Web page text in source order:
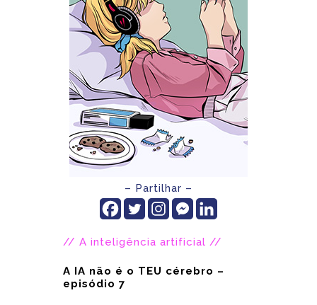
– Partilhar –
// A inteligência artificial //
A IA não é o TEU cérebro –
episódio 7